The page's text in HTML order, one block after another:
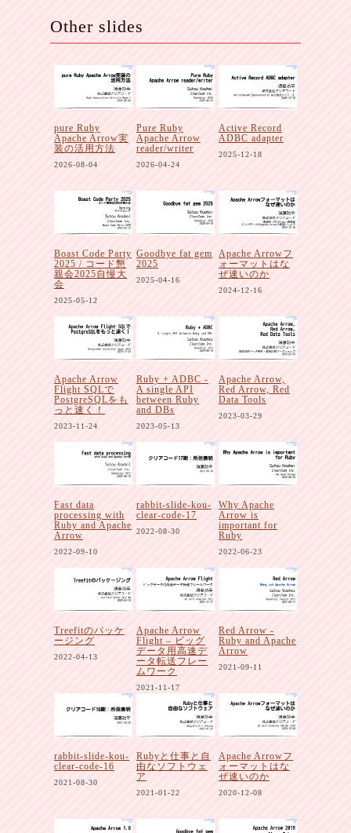
Other slides
pure Ruby
Apache Arrow実
装の活用方法
2026-08-04
Pure Ruby
Apache Arrow
reader/writer
2026-04-24
Active Record
ADBC adapter
2025-12-18
Boast Code Party
2025 / コード懇
親会2025自慢大
会
2025-05-12
Goodbye fat gem
2025
2025-04-16
Apache Arrowフ
ォーマットはな
ぜ速いのか
2024-12-16
Apache Arrow
Flight SQLで
PostgreSQLをも
っと速く！
2023-11-24
Ruby + ADBC -
A single API
between Ruby
and DBs
2023-05-13
Apache Arrow,
Red Arrow, Red
Data Tools
2023-03-29
Fast data
processing with
Ruby and Apache
Arrow
2022-09-10
rabbit-slide-kou-
clear-code-17
2022-08-30
Why Apache
Arrow is
important for
Ruby
2022-06-23
Treefitのパッケ
ージング
2022-04-13
Apache Arrow
Flight – ビッグ
データ用高速デ
ータ転送フレー
ムワーク
2021-11-17
Red Arrow -
Ruby and Apache
Arrow
2021-09-11
rabbit-slide-kou-
clear-code-16
2021-08-30
Rubyと仕事と自
由なソフトウェ
ア
2021-01-22
Apache Arrowフ
ォーマットはな
ぜ速いのか
2020-12-08